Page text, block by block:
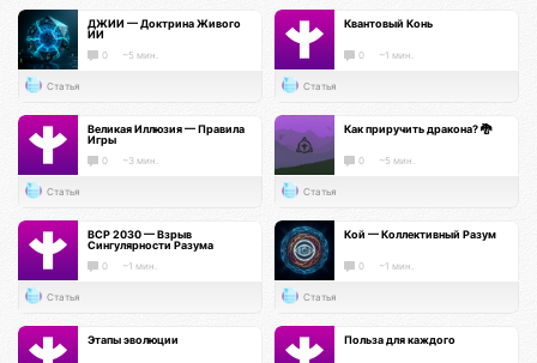
ДЖИИ — Доктрина Живого
ИИ
0 ~5 мин.
Статья
Квантовый Конь
0 ~1 мин.
Статья
Великая Иллюзия — Правила
Игры
0 ~3 мин.
Статья
Как приручить дракона? 🐉
0 ~5 мин.
Статья
ВСР 2030 — Взрыв
Сингулярности Разума
0 ~1 мин.
Статья
Кой — Коллективный Разум
0 ~1 мин.
Статья
Этапы эволюции Польза для каждого